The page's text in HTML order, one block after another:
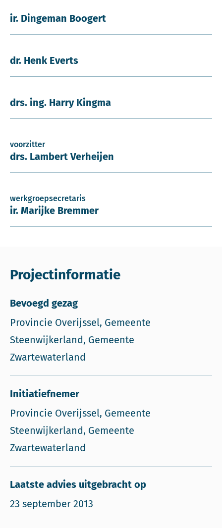
ir. Dingeman Boogert
dr. Henk Everts
drs. ing. Harry Kingma
voorzitter
drs. Lambert Verheijen
werkgroepsecretaris
ir. Marijke Bremmer
Projectinformatie
Bevoegd gezag
Provincie Overijssel, Gemeente
Steenwijkerland, Gemeente
Zwartewaterland
Initiatiefnemer
Provincie Overijssel, Gemeente
Steenwijkerland, Gemeente
Zwartewaterland
Laatste advies uitgebracht op
23 september 2013